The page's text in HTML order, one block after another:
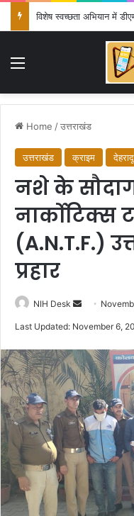
Menu
Home /उत्तराखंड
उत्तराखंड क्राइम
नशे के
नार्कोटिक्स
(A.N.T.F.)
प्रहार
NIH Desk
Send
Last Updated: November 6,